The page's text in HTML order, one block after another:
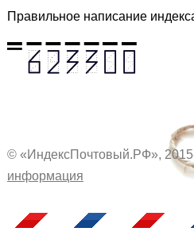
Правильное написание
© «ИндексПочтовый.РФ»,
информация